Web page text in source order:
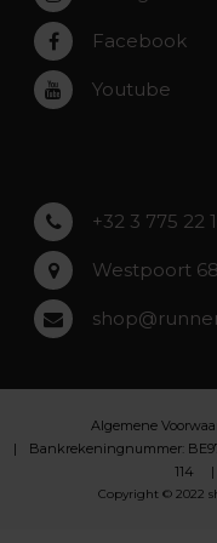
Rumst
Roeselare
Asse
Facebook
Youtube
+32 3 775 22
Westpoort
Algemene
Bankrekeningnummer:
114
Copyright © 2022